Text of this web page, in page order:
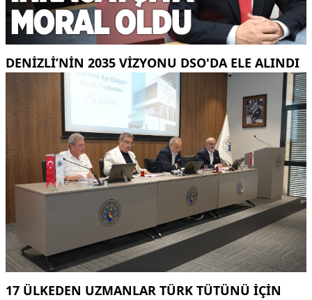
DENIZLI’NIN 2035 VIZYONU DSO'DA ELE ALINDI
17 ÜLKEDEN UZMANLAR TÜRK TÜTÜNÜ IÇIN